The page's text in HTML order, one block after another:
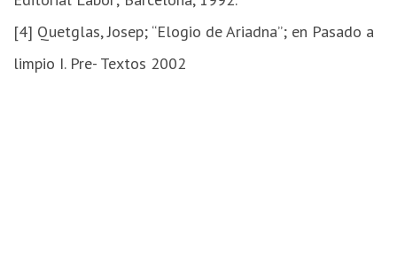
[4] Quetglas, Josep; “Elogio de Ariadna”; en Pasado a
limpio I. Pre- Textos 2002